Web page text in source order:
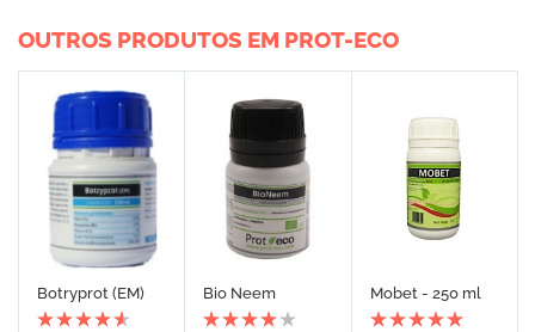
OUTROS PRODUTOS EM PROT-ECO
Botryprot (EM) Bio Neem Mobet - 250 ml